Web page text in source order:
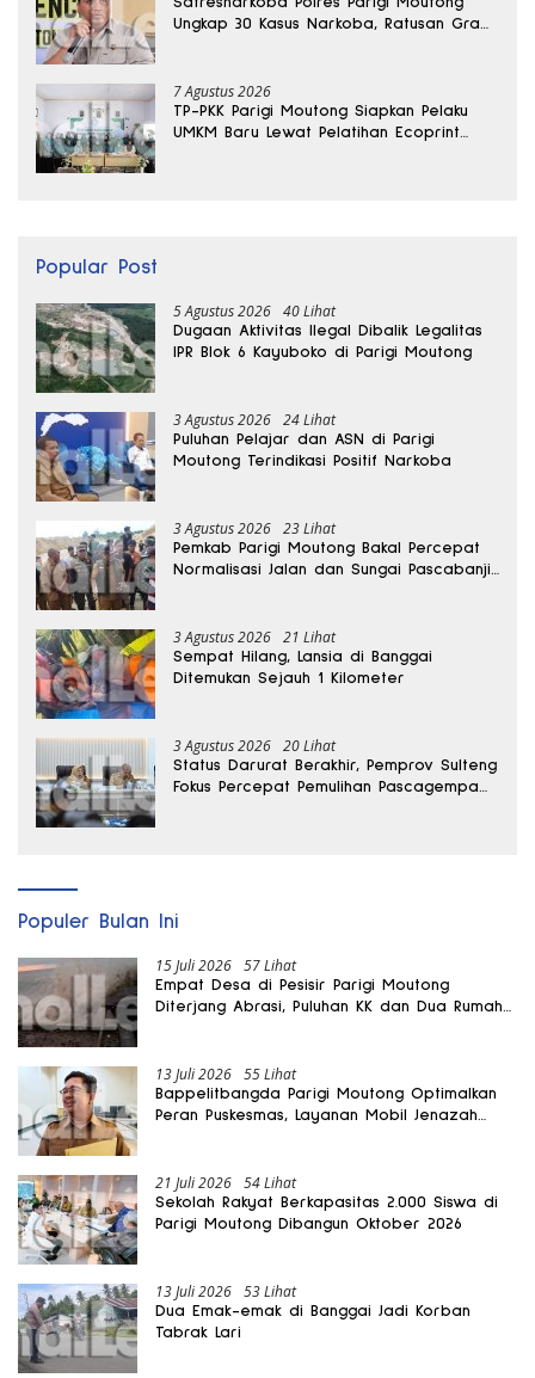
Ungkap 30 Kasus Narkoba, Ratusan Gram
7 Agustus 2026
TP-PKK Parigi Moutong Siapkan Pelaku
UMKM Baru Lewat Pelatihan Ecoprint
Popular Post
5 Agustus 2026 40 Lihat
Dugaan Aktivitas Ilegal Dibalik Legalitas
IPR Blok 6 Kayuboko di Parigi Moutong
3 Agustus 2026 24 Lihat
Puluhan Pelajar dan ASN di Parigi
Moutong Terindikasi Positif Narkoba
3 Agustus 2026 23 Lihat
Pemkab Parigi Moutong Bakal Percepat
Normalisasi Jalan dan Sungai Pascabanjir
3 Agustus 2026 21 Lihat
Sempat Hilang, Lansia di Banggai
Ditemukan Sejauh 1 Kilometer
3 Agustus 2026 20 Lihat
Status Darurat Berakhir, Pemprov Sulteng
Fokus Percepat Pemulihan Pascagempa
Populer Bulan Ini
15 Juli 2026 57 Lihat
Empat Desa di Pesisir Parigi Moutong
Diterjang Abrasi, Puluhan KK dan Dua Rumah
13 Juli 2026 55 Lihat
Bappelitbangda Parigi Moutong Optimalkan
Peran Puskesmas, Layanan Mobil Jenazah
21 Juli 2026 54 Lihat
Sekolah Rakyat Berkapasitas 2.000 Siswa di
Parigi Moutong Dibangun Oktober 2026
13 Juli 2026 53 Lihat
Dua Emak-emak di Banggai Jadi Korban
Tabrak Lari